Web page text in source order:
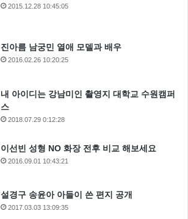
2015.12.28 10:45:05
진아름 남궁민 열애 모델과 배우
2016.02.26 10:20:25
내 아이디는 강남미인 촬영지 대학교 수원캠퍼
스
2018.07.29 0:12:28
이선빈 성형 NO 화장 전후 비교 해보세요
2016.09.01 10:43:21
설경구 송윤아 아들이 쓴 편지 공개
2017.03.03 13:09:35